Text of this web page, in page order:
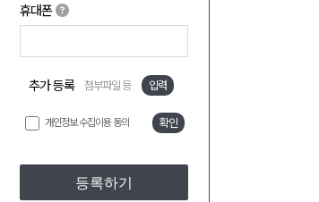
휴대폰
추가 등록 첨부파일 등 입력
개인정보 수집이용 동의 확인
등록하기